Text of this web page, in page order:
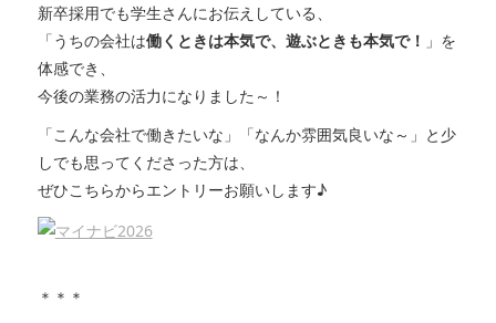
新卒採用でも学生さんにお伝えしている、
「うちの会社は働くときは本気で、遊ぶときも本気で！ 」を
体感でき、
今後の業務の活力になりました～！
「こんな会社で働きたいな」「なんか雰囲気良いな～」と少
しでも思ってくださった方は、
ぜひこちらからエントリーお願いします♪
＊＊＊